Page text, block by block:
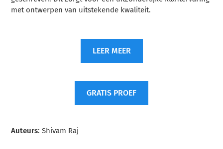
met ontwerpen van uitstekende kwaliteit.
LEER MEER
GRATIS PROEF
Auteurs: Shivam Raj